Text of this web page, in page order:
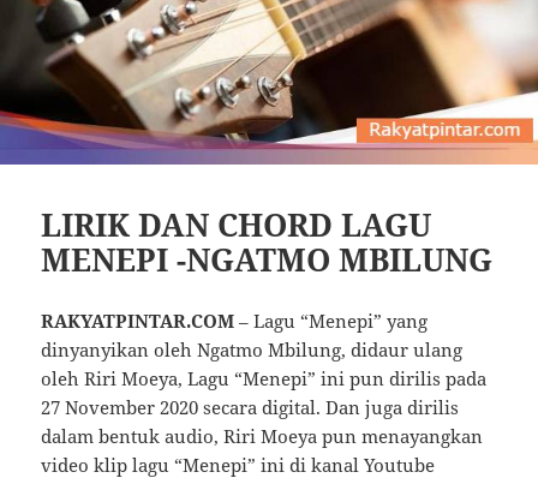
LIRIK DAN CHORD LAGU
MENEPI -NGATMO MBILUNG
RAKYATPINTAR.COM – Lagu “Menepi” yang
dinyanyikan oleh Ngatmo Mbilung, didaur ulang
oleh Riri Moeya, Lagu “Menepi” ini pun dirilis pada
27 November 2020 secara digital. Dan juga dirilis
dalam bentuk audio, Riri Moeya pun menayangkan
video klip lagu “Menepi” ini di kanal Youtube